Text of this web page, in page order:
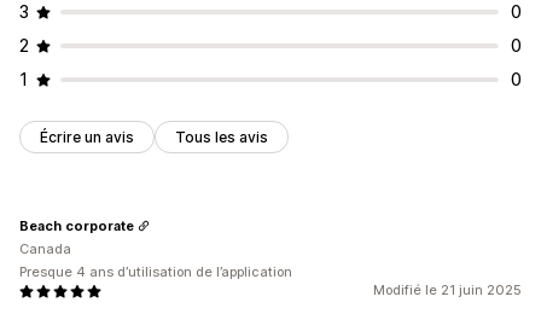
3
0
2
0
1
0
Écrire un avis Tous les avis
Modifié le 21 juin 2025
Beach corporate
Canada
Presque 4 ans d’utilisation de l’application